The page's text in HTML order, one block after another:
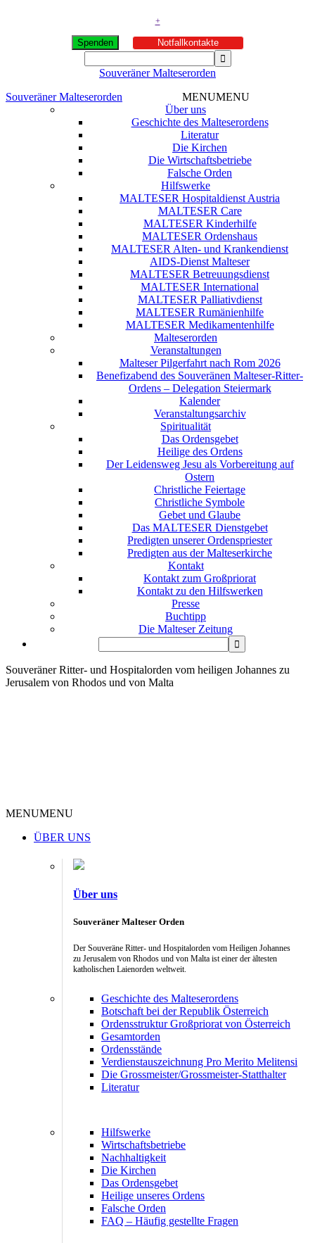
+
Spenden Notfallkontakte
Souveräner Malteserorden
Souveräner Malteserorden
MENUMENU
Über uns
Geschichte des Malteserordens
Literatur
Die Kirchen
Die Wirtschaftsbetriebe
Falsche Orden
Hilfswerke
MALTESER Hospitaldienst Austria
MALTESER Care
MALTESER Kinderhilfe
MALTESER Ordenshaus
MALTESER Alten- und Krankendienst
AIDS-Dienst Malteser
MALTESER Betreuungsdienst
MALTESER International
MALTESER Palliativdienst
MALTESER Rumänienhilfe
MALTESER Medikamentenhilfe
Malteserorden
Veranstaltungen
Malteser Pilgerfahrt nach Rom 2026
Benefizabend des Souveränen Malteser-Ritter-
Ordens – Delegation Steiermark
Kalender
Veranstaltungsarchiv
Spiritualität
Das Ordensgebet
Heilige des Ordens
Der Leidensweg Jesu als Vorbereitung auf
Ostern
Christliche Feiertage
Christliche Symbole
Gebet und Glaube
Das MALTESER Dienstgebet
Predigten unserer Ordenspriester
Predigten aus der Malteserkirche
Kontakt
Kontakt zum Großpriorat
Kontakt zu den Hilfswerken
Presse
Buchtipp
Die Malteser Zeitung
Souveräner Ritter- und Hospitalorden vom heiligen Johannes zu
Jerusalem von Rhodos und von Malta
MENUMENU
ÜBER UNS
Über uns
Souveräner Malteser Orden
Der Souveräne Ritter- und Hospitalorden vom Heiligen Johannes
zu Jerusalem von Rhodos und von Malta ist einer der ältesten
katholischen Laienorden weltweit.
Geschichte des Malteserordens
Botschaft bei der Republik Österreich
Ordensstruktur Großpriorat von Österreich
Gesamtorden
Ordensstände
Verdienstauszeichnung Pro Merito Melitensi
Die Grossmeister/Grossmeister-Statthalter
Literatur
Hilfswerke
Wirtschaftsbetriebe
Nachhaltigkeit
Die Kirchen
Das Ordensgebet
Heilige unseres Ordens
Falsche Orden
FAQ – Häufig gestellte Fragen